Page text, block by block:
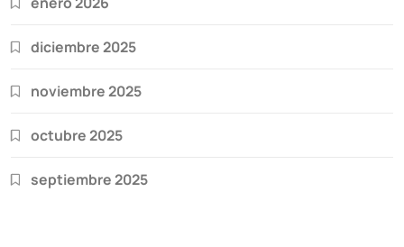
diciembre 2025
noviembre 2025
octubre 2025
septiembre 2025